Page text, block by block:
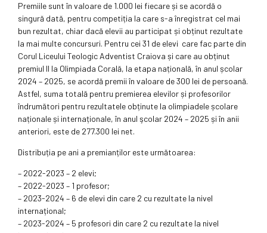
Premiile sunt în valoare de 1.000 lei fiecare și se acordă o
singură dată, pentru competiția la care s-a înregistrat cel mai
bun rezultat, chiar dacă elevii au participat și obținut rezultate
la mai multe concursuri. Pentru cei 31 de elevi care fac parte din
Corul Liceului Teologic Adventist Craiova și care au obținut
premiul II la Olimpiada Corală, la etapa națională, în anul școlar
2024 – 2025, se acordă premii în valoare de 300 lei de persoană.
Astfel, suma totală pentru premierea elevilor și profesorilor
îndrumători pentru rezultatele obținute la olimpiadele școlare
naționale și internaționale, în anul şcolar 2024 – 2025 și în anii
anteriori, este de 277.300 lei net.
Distribuția pe ani a premianților este următoarea:
– 2022-2023 – 2 elevi;
– 2022-2023 – 1 profesor;
– 2023-2024 – 6 de elevi din care 2 cu rezultate la nivel
internațional;
– 2023-2024 – 5 profesori din care 2 cu rezultate la nivel